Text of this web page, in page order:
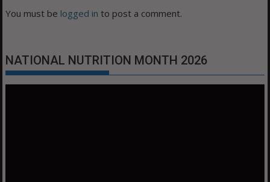
You must be logged in to post a comment.
NATIONAL NUTRITION MONTH 2026